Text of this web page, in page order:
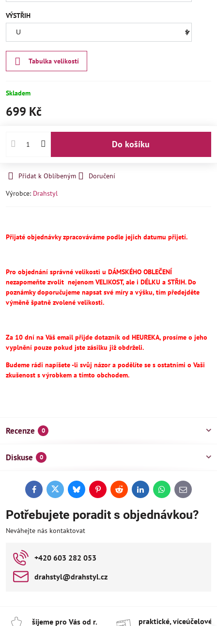
VÝSTŘIH
Tabulka velikostí
Skladem
699 Kč
Do košíku
Přidat k Oblíbeným
Doručení
Výrobce: Drahstyl
Přijaté objednávky zpracováváme podle jejich datumu přijetí.
Pro objednání správné velikosti u DÁMSKÉHO OBLEČENÍ
nezapomeňte zvolit nejenom VELIKOST, ale i DÉLKU a STŘIH.Do
poznámky doporučujeme napsat své míry a výšku, tím předejděte
výměně špatně zvolené velikosti.
Za 10 dní na Váš email přijde dotazník od HEUREKA, prosíme o jeho
vyplnění pouze pokud jste zásilku již obdrželi.
Budeme rádi napíšete -li svůj názor a podělíte se s ostatními o Vaši
zkušenost s výrobkem a tímto obchodem.
Recenze 0
Diskuse 0
FacebookTwitterBlueskyPinterestReddit LinkedInWhatsApp
E-
mail
Potřebujete poradit s objednávkou?
Neváhejte nás kontaktovat
+420 603 282 053
drahstyl​@drahstyl​.cz
šijeme pro Vás od r​.
praktické, víceúčelové